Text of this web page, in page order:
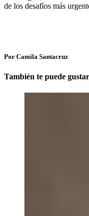
de los desafíos más
Por Camila Santacruz
También te puede gustar